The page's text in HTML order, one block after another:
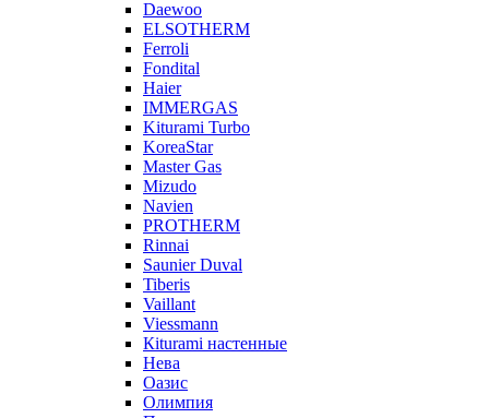
Daewoo
ELSOTHERM
Ferroli
Fondital
Haier
IMMERGAS
Kiturami Turbo
KoreaStar
Master Gas
Mizudo
Navien
PROTHERM
Rinnai
Saunier Duval
Tiberis
Vaillant
Viessmann
Кiturami настенные
Нева
Оазис
Олимпия